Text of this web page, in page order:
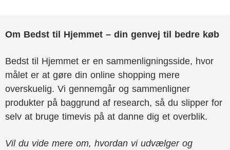
Om Bedst til Hjemmet – din genvej til bedre køb
Bedst til Hjemmet er en sammenligningsside, hvor
målet er at gøre din online shopping mere
overskuelig. Vi gennemgår og sammenligner
produkter på baggrund af research, så du slipper for
selv at bruge timevis på at danne dig et overblik.
Vil du vide mere om, hvordan vi udvælger og